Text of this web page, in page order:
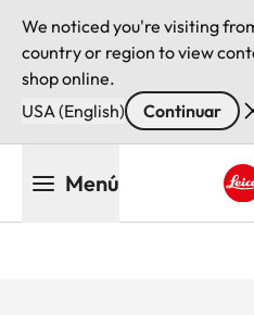
We noticed you're visiting
country or region to view
shop online.
USA (English)
Continuar
Menú